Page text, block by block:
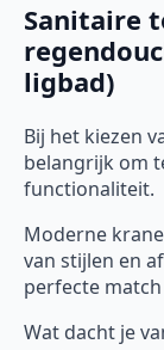
Sanitaire
ligbad)
Bij het kiezen
belangrijk om
functionaliteit.
Moderne
van stijlen en
perfecte
Wat dacht je